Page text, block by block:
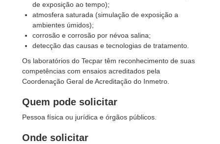
de exposição ao tempo);
atmosfera saturada (simulação de exposição a
ambientes úmidos);
corrosão e corrosão por névoa salina;
detecção das causas e tecnologias de tratamento.
Os laboratórios do Tecpar têm reconhecimento de suas
competências com ensaios acreditados pela
Coordenação Geral de Acreditação do Inmetro.
Quem pode solicitar
Pessoa física ou jurídica e órgãos públicos.
Onde solicitar